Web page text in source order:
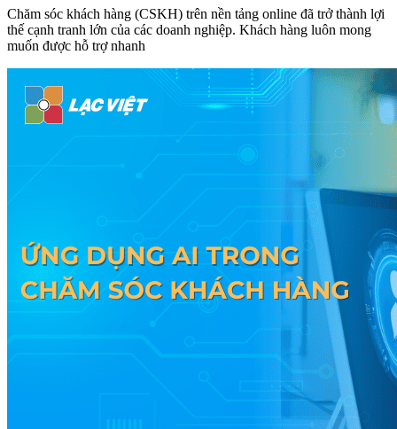
Chăm sóc khách hàng (CSKH) trên nền tảng online đã trở thành lợi
thế cạnh tranh lớn của các doanh nghiệp. Khách hàng luôn mong
muốn được hỗ trợ nhanh